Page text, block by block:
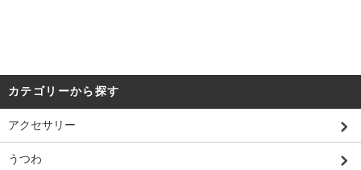
カテゴリーから探す
アクセサリー
うつわ